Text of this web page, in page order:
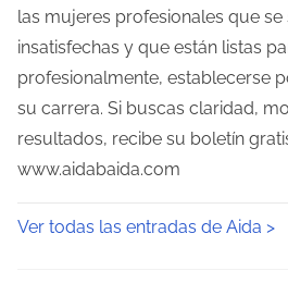
las mujeres profesionales que se
insatisfechas y que están listas
profesionalmente, establecerse
su carrera. Si buscas claridad,
resultados, recibe su boletín
www.aidabaida.com
Ver todas las entradas de Aida >